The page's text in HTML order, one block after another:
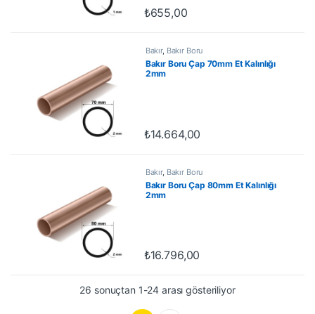
₺655,00
Bakır, Bakır Boru
Bakır Boru Çap 70mm Et Kalınlığı
2mm
₺14.664,00
Bakır, Bakır Boru
Bakır Boru Çap 80mm Et Kalınlığı
2mm
₺16.796,00
26 sonuçtan 1-24 arası gösteriliyor